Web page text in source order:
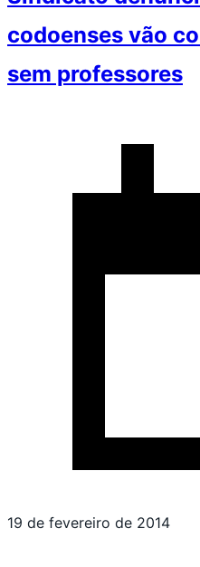
codoenses vão
sem professores
19 de fevereiro de 2014